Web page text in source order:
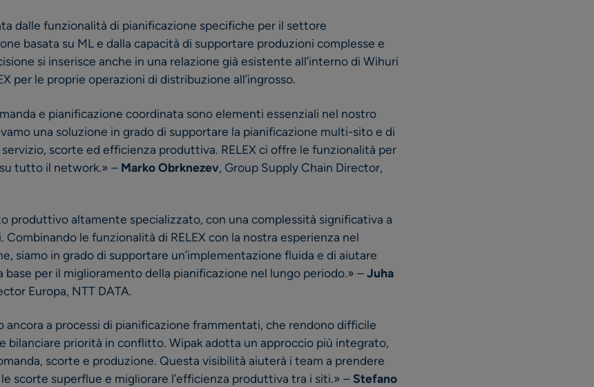
dalle funzionalità di pianificazione specifiche per il settore
basata su ML e dalla capacità di supportare produzioni complesse e
si inserisce anche in una relazione già esistente all’interno di Wihuri
per le proprie operazioni di distribuzione all’ingrosso.
e pianificazione coordinata sono elementi essenziali nel nostro
una soluzione in grado di supportare la pianificazione multi-sito e di
scorte ed efficienza produttiva. RELEX ci offre le funzionalità per
tutto il network.» – Marko Obrknezev, Group Supply Chain Director,
produttivo altamente specializzato, con una complessità significativa a
le funzionalità di RELEX con la nostra esperienza nel
siamo in grado di supportare un’implementazione fluida e di aiutare
base per il miglioramento della pianificazione nel lungo periodo.» –Juha
Europa, NTT DATA.
a processi di pianificazione frammentati, che rendono difficile
bilanciare priorità in conflitto. Wipak adotta un approccio più integrato,
scorte e produzione. Questa visibilità aiuterà i team a prendere
scorte superflue e migliorare l’efficienza produttiva tra i siti.» – Stefano